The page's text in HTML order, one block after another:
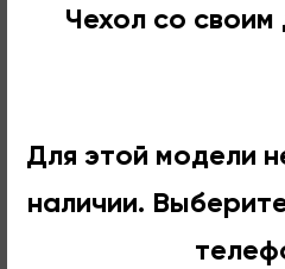
Чехол со своим
Для этой модели
наличии.